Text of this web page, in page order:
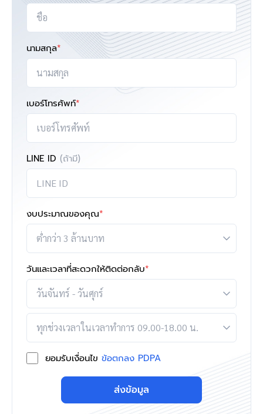
นามสกุล*
เบอร์โทรศัพท์*
LINE ID (ถ้ามี)
งบประมาณของคุณ*
วันและเวลาที่สะดวกให้ติดต่อกลับ*
ยอมรับเงื่อนไข ข้อตกลง PDPA
ส่งข้อมูล